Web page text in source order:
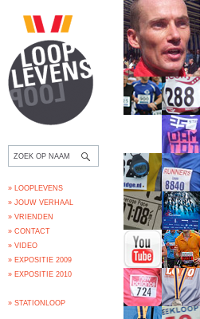
» LOOPLEVENS
» JOUW VERHAAL
» VRIENDEN
» CONTACT
» VIDEO
» EXPOSITIE 2009
» EXPOSITIE 2010
» STATIONLOOP